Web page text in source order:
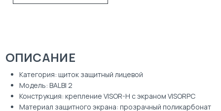
ОПИСАНИЕ
Категория: щиток защитный лицевой
Модель: BALBI 2
Конструкция: крепление VISOR-H с экраном VISORPC
Материал защитного экрана: прозрачный поликарбонат